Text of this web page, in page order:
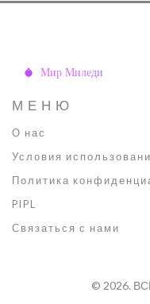
МЕНЮ
О нас
Условия
Политика
PIPL
Связаться с нами
© 2026.